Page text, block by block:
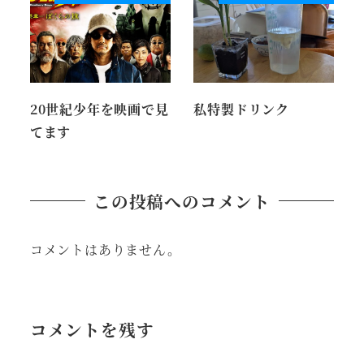
20世紀少年を映画で見
てます
私特製ドリンク
この投稿へのコメント
コメントはありません。
コメントを残す